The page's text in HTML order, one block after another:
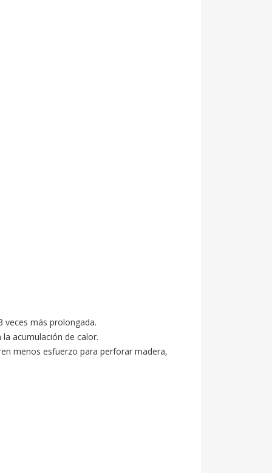
veces más prolongada.
acumulación de calor.
menos esfuerzo para perforar madera,